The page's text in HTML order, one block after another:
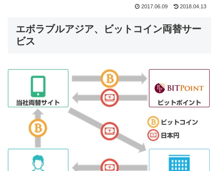
2017.06.09 2018.04.13
エボラブルアジア、ビットコイン両替サー
ビス